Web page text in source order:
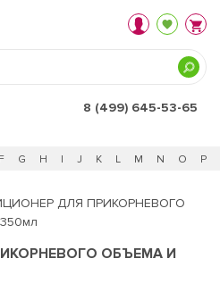
8 (499) 645-53-65
F G H I J K L M N O P
ДЛЯ ПРИКОРНЕВОГО
ОБЪЕМА И